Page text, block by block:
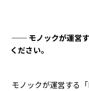
── モノックが運営す
ください。
モノックが運営する